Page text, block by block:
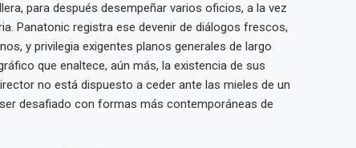
para después desempeñar varios oficios, a la vez
Panatonic registra ese devenir de diálogos frescos,
y privilegia exigentes planos generales de largo
que enaltece, aún más, la existencia de sus
no está dispuesto a ceder ante las mieles de un
desafiado con formas más contemporáneas de